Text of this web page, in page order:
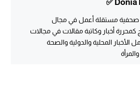
Donia
صحفية مستقلة أعمل في مجال
كمحررة أخبار وكاتبة مقالات في مجالات
الأخبار المحلية والدولية والصحة